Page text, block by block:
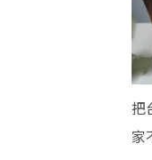
把
家